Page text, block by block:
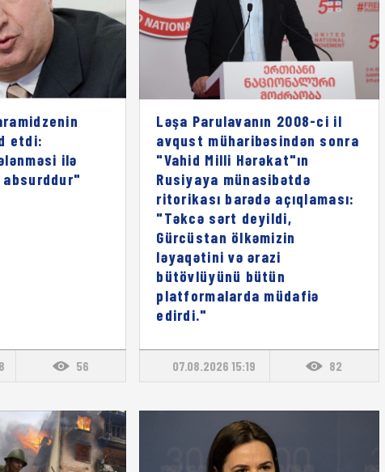
etdi:
ilə
absurddur"
56
Ləşa Parulavanın 2008-ci il
avqust müharibəsindən sonra
"Vahid Milli Hərəkat"ın
Rusiyaya münasibətdə
ritorikası barədə açıqlaması:
"Təkcə sərt deyildi,
Gürcüstan ölkəmizin
ləyaqətini və ərazi
bütövlüyünü bütün
platformalarda müdafiə
edirdi."
07.08.2026 15:19 82